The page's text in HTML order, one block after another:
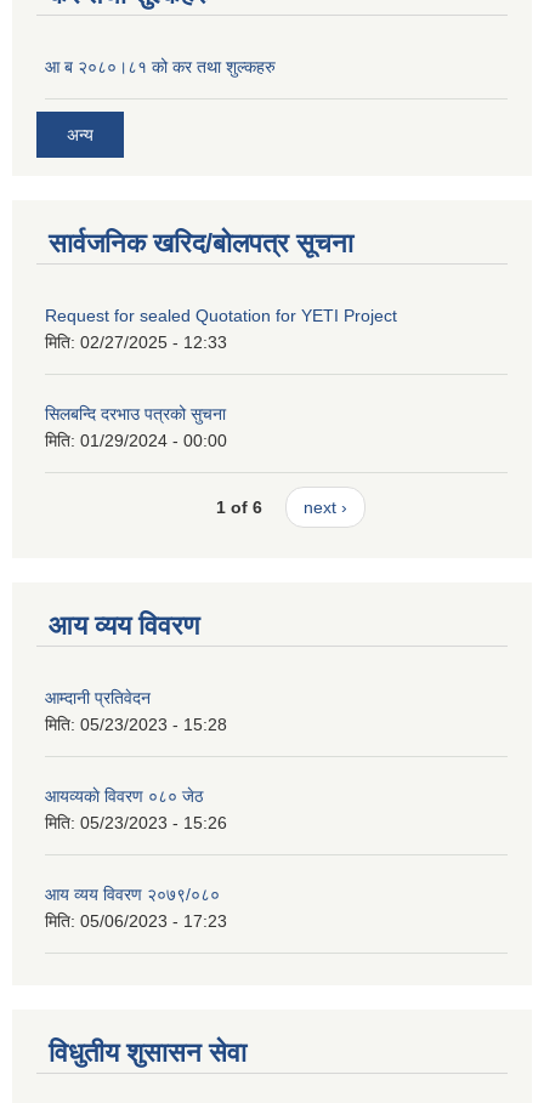
आ ब २०८०।८१ को कर तथा शुल्कहरु
अन्य
सार्वजनिक खरिद/बोलपत्र सूचना
Request for sealed Quotation for YETI Project
मिति: 02/27/2025 - 12:33
सिलबन्दि दरभाउ पत्रको सुचना
मिति: 01/29/2024 - 00:00
1 of 6 next ›
आय व्यय विवरण
आम्दानी प्रतिवेदन
मिति: 05/23/2023 - 15:28
आयव्यकाे विवरण ०८० जेठ
मिति: 05/23/2023 - 15:26
आय व्यय विवरण २०७९/०८०
मिति: 05/06/2023 - 17:23
विधुतीय शुसासन सेवा